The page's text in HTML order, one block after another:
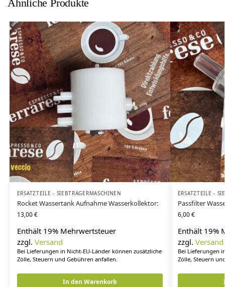
Ähnliche Produkte
ERSATZTEILE - SIEBTRÄGERMASCHINEN
Rocket Wassertank Aufnahme Wasserkollektor:
13,00€
Enthält 19% Mehrwertsteuer
zzgl. Versand
Bei Lieferungen in Nicht-EU-Länder können zusätzliche
Zölle, Steuern und Gebühren anfallen.
In den Warenkorb
ERSATZTEILE -
Passfilter
6,00€
Enthält 19%
zzgl. Versand
Bei Lieferungen
Zölle, Steuern